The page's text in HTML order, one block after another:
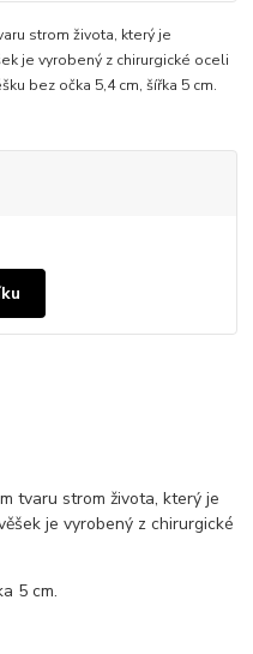
strom života, který je
je vyrobený z chirurgické oceli
bez očka 5,4 cm, šířka 5 cm.
tvaru strom života, který je
je vyrobený z chirurgické
5 cm.